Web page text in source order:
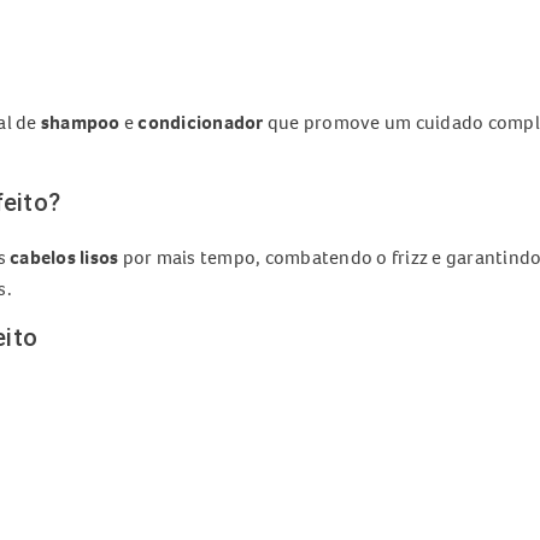
deshampoo econdicionador que promove um cuidado
cabelos lisos por mais tempo, combatendo o frizz e